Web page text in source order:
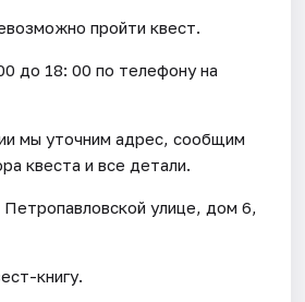
пройти квест.
до 18: 00 по телефону на
мы уточним адрес, сообщим
квеста и все детали.
Петропавловской улице, дом 6,
книгу.